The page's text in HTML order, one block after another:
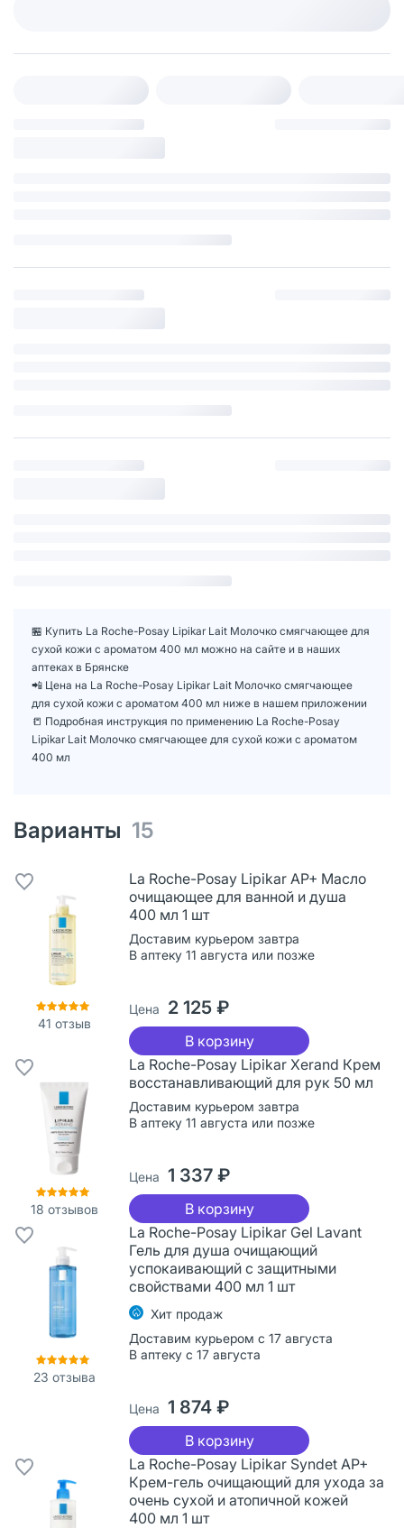
🏪 Купить La Roche-Posay Lipikar Lait Молочко смягчающее для
сухой кожи с ароматом 400 мл можно на сайте и в наших
аптеках в Брянске
📲 Цена на La Roche-Posay Lipikar Lait Молочко смягчающее
для сухой кожи с ароматом 400 мл ниже в нашем приложении
📒 Подробная инструкция по применению La Roche-Posay
Lipikar Lait Молочко смягчающее для сухой кожи с ароматом
400 мл
Варианты 15
41 отзыв
La Roche-Posay Lipikar AP+ Масло
очищающее для ванной и душа
400 мл 1 шт
Доставим курьером завтра
В аптеку 11 августа или позже
Цена 2 125 ₽
В корзину
18 отзывов
La Roche-Posay Lipikar Xerand Крем
восстанавливающий для рук 50 мл
Доставим курьером завтра
В аптеку 11 августа или позже
Цена 1 337 ₽
В корзину
23 отзыва
La Roche-Posay Lipikar Gel Lavant
Гель для душа очищающий
успокаивающий с защитными
свойствами 400 мл 1 шт
Хит продаж
Доставим курьером с 17 августа
В аптеку с 17 августа
Цена 1 874 ₽
В корзину
La Roche-Posay Lipikar Syndet AP+
Крем-гель очищающий для ухода за
очень сухой и атопичной кожей
400 мл 1 шт